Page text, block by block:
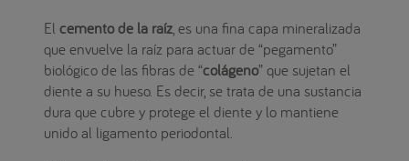
El cemento de la raíz, es una fina capa mineralizada
que envuelve la raíz para actuar de “pegamento”
biológico de las fibras de “colágeno” que sujetan el
diente a su hueso. Es decir, se trata de una sustancia
dura que cubre y protege el diente y lo mantiene
unido al ligamento periodontal.